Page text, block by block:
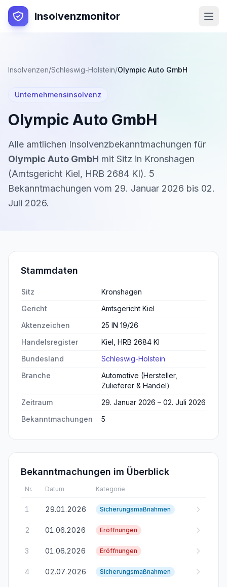
Insolvenzmonitor
Insolvenzen/Schleswig-Holstein/Olympic Auto GmbH
Unternehmensinsolvenz
Olympic Auto GmbH
Alle amtlichen Insolvenzbekanntmachungen für
Olympic Auto GmbH mit Sitz in Kronshagen
(Amtsgericht Kiel, HRB 2684 KI). 5
Bekanntmachungen vom 29. Januar 2026 bis 02.
Juli 2026.
Stammdaten
Sitz
Kronshagen
Gericht
Amtsgericht Kiel
Aktenzeichen
25 IN 19/26
Handelsregister
Kiel, HRB 2684 KI
Bundesland
Schleswig-Holstein
Branche
Automotive (Hersteller,
Zulieferer & Handel)
Zeitraum
29. Januar 2026 – 02. Juli 2026
Bekanntmachungen
5
Bekanntmachungen im Überblick
Nr. Datum Kategorie
1 29.01.2026 Sicherungsmaßnahmen
2 01.06.2026 Eröffnungen
3 01.06.2026 Eröffnungen
4 02.07.2026 Sicherungsmaßnahmen